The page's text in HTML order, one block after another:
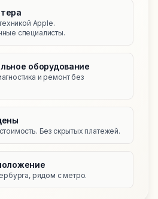
Apple.
специалисты.
оборудование
и ремонт без
Без скрытых платежей.
рядом с метро.